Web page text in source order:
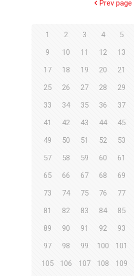
Prev page
1 2 3 4 5
9
10 11 12 13
17
18 19 20 21
25
26 27 28 29
33
34 35 36 37
41
42 43 44 45
49
50 51 52 53
57
58 59 60 61
65
66 67 68 69
73
74 75 76 77
81
82 83 84 85
89
90 91 92 93
97
98 99 100 101
105
106 107 108 109